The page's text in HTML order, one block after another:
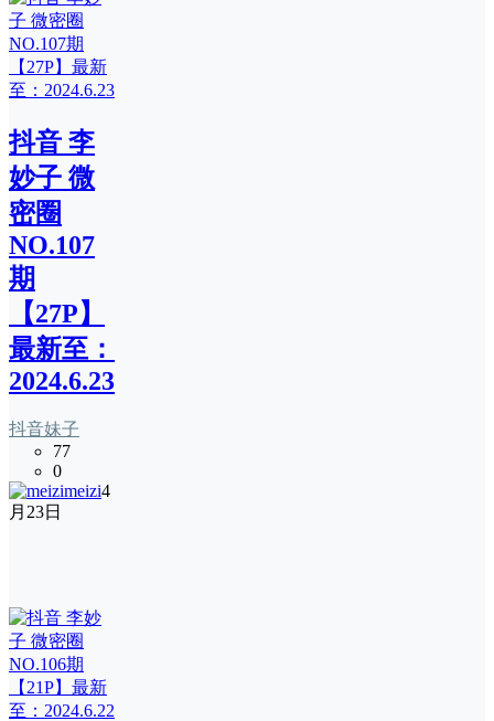
抖音 李
妙子 微
密圈
NO.107
期
【27P】
最新至：
2024.6.23
抖音妹子
77
0
meizi4
月23日